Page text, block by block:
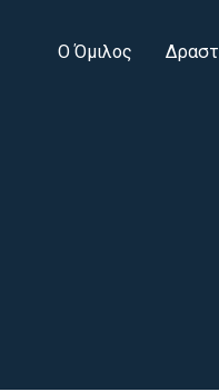
Ο Όμιλος